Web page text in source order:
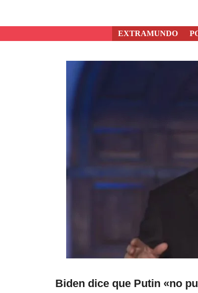
EXTRAMUNDO
Biden dice que Putin «no